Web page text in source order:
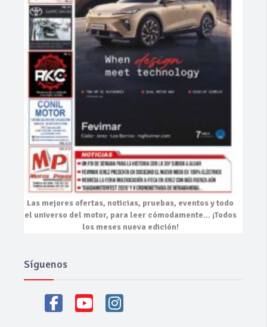
Las mejores ofertas, noticias, pruebas, eventosy todo
el universo del motor, para leer cómodamente… ¡Todos
los meses nueva edición!
Síguenos